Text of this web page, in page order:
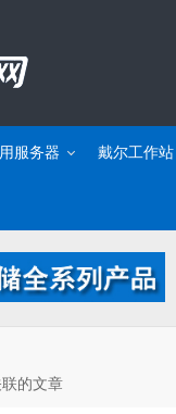
服务器 戴尔工作站
的文章